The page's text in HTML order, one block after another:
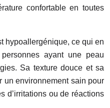
confortable en toutes
hypoallergénique, ce qui en
ayant une peau
Sa texture douce et sa
un environnement sain pour
d’irritations ou de réactions